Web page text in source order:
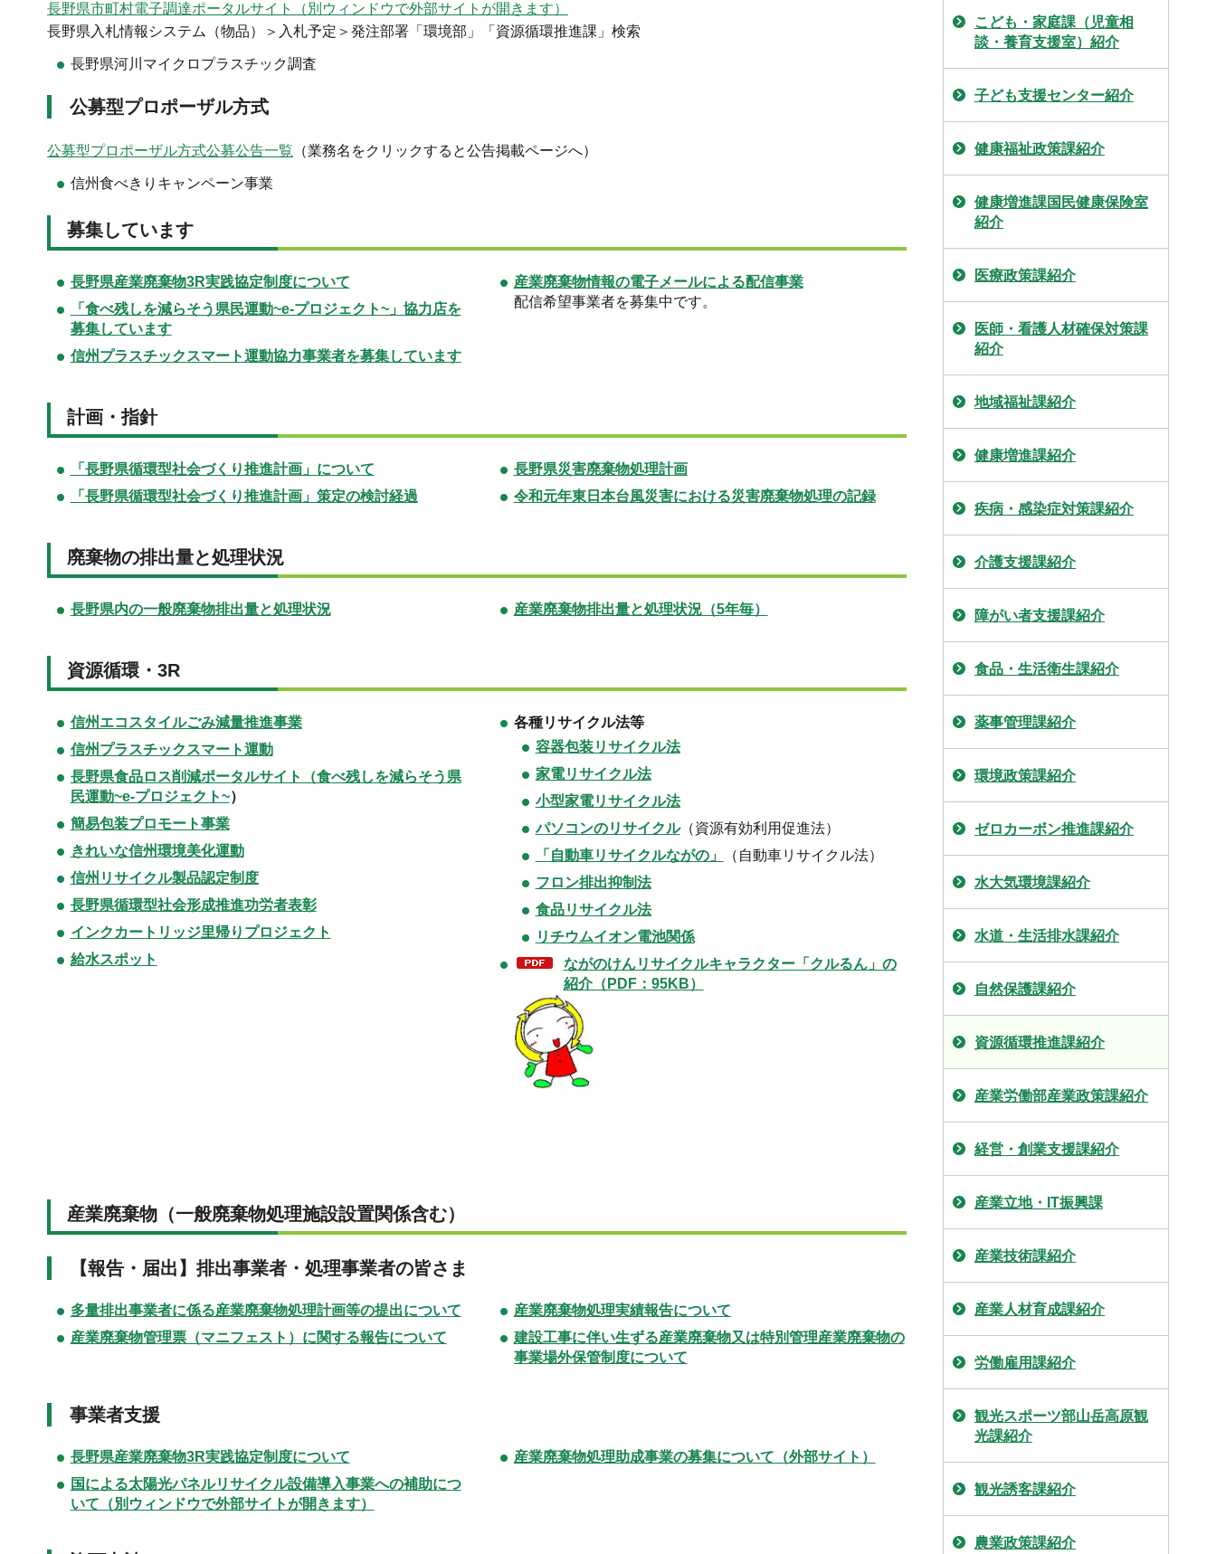
長野県市町村電子調達ポータルサイト（別ウィンドウで外部サイトが開きます）
長野県入札情報システム（物品）＞入札予定＞発注部署「環境部」「資源循環推進課」検索
長野県河川マイクロプラスチック調査
公募型プロポーザル方式
公募型プロポーザル方式公募公告一覧 （業務名をクリックすると公告掲載ページへ）
信州食べきりキャンペーン事業
募集しています
長野県産業廃棄物3R実践協定制度について
「食べ残しを減らそう県民運動~e-プロジェクト~」協力店を
募集しています
信州プラスチックスマート運動協力事業者を募集しています
産業廃棄物情報の電子メールによる配信事業
配信希望事業者を募集中です。
計画・指針
「長野県循環型社会づくり推進計画」について
「長野県循環型社会づくり推進計画」策定の検討経過
長野県災害廃棄物処理計画
令和元年東日本台風災害における災害廃棄物処理の記録
廃棄物の排出量と処理状況
長野県内の一般廃棄物排出量と処理状況 産業廃棄物排出量と処理状況（5年毎）
資源循環・3R
信州エコスタイルごみ減量推進事業
信州プラスチックスマート運動
長野県食品ロス削減ポータルサイト（食べ残しを減らそう県
民運動~e-プロジェクト~）
簡易包装プロモート事業
きれいな信州環境美化運動
信州リサイクル製品認定制度
長野県循環型社会形成推進功労者表彰
インクカートリッジ里帰りプロジェクト
給水スポット
各種リサイクル法等
容器包装リサイクル法
家電リサイクル法
小型家電リサイクル法
パソコンのリサイクル（資源有効利用促進法）
「自動車リサイクルながの」
（自動車リサイクル法）
フロン排出抑制法
食品リサイクル法
リチウムイオン電池関係
ながのけんリサイクルキャラクター「クルるん」の
紹介（PDF：95KB）
産業廃棄物 （一般廃棄物処理施設設置関係含む）
【報告・届出】 排出事業者・処理事業者の皆さま
多量排出事業者に係る産業廃棄物処理計画等の提出について
産業廃棄物管理票（マニフェスト）に関する報告について
産業廃棄物処理実績報告について
建設工事に伴い生ずる産業廃棄物又は特別管理産業廃棄物の
事業場外保管制度について
事業者支援
長野県産業廃棄物3R実践協定制度について
国による太陽光パネルリサイクル設備導入事業への補助につ
いて（別ウィンドウで外部サイトが開きます）
産業廃棄物処理助成事業の募集について（外部サイト）
こども・家庭課（児童相
談・養育支援室）紹介
子ども支援センター紹介
健康福祉政策課紹介
健康増進課国民健康保険室
紹介
医療政策課紹介
医師・看護人材確保対策課
紹介
地域福祉課紹介
健康増進課紹介
疾病・感染症対策課紹介
介護支援課紹介
障がい者支援課紹介
食品・生活衛生課紹介
薬事管理課紹介
環境政策課紹介
ゼロカーボン推進課紹介
水大気環境課紹介
水道・生活排水課紹介
自然保護課紹介
資源循環推進課紹介
産業労働部産業政策課紹介
経営・創業支援課紹介
産業立地・IT振興課
産業技術課紹介
産業人材育成課紹介
労働雇用課紹介
観光スポーツ部山岳高原観
光課紹介
観光誘客課紹介
農業政策課紹介